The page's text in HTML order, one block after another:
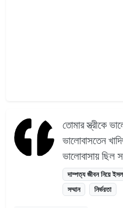
তোমার স্ত্রীকে
ভালোবাসতেন
ভালোবাসায় ছিল
দাম্পত্য জীবন নিয়ে
সম্মান
নির্ভরতা